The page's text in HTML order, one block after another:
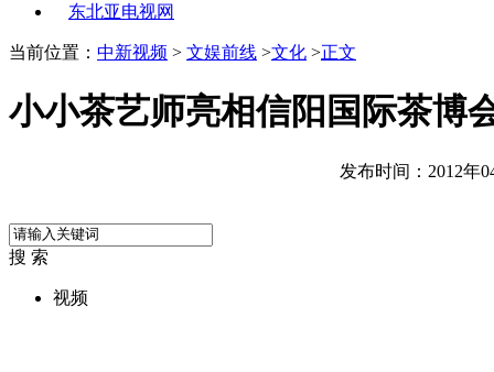
东北亚电视网
当前位置： 中新视频 > 文娱前线 >文化 >正文
小小茶艺师亮相信阳国际茶博
发布时间：2012年
搜 索
视频